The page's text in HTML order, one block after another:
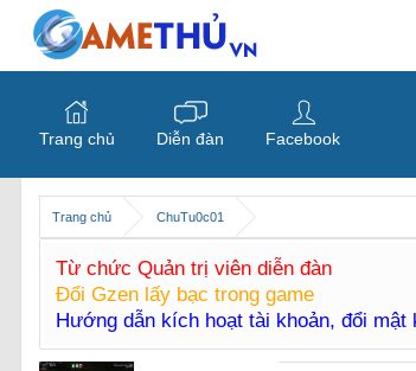
Trang chủ ChuTu0c01
Từ chức Quản trị viên diễn đàn
Đổi Gzen lấy bạc trong game
Hướng dẫn kích hoạt tài khoản, đổi mật
Trang chủ Diễn đàn Facebook